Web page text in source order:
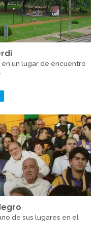
un lugar de encuentro
de sus lugares en el